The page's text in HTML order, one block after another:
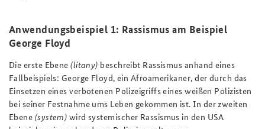
Anwendungsbeispiel 1: Rassismus am Beispiel
George Floyd
Die erste Ebene(litany) beschreibt Rassismus anhand eines
Fallbeispiels: George Floyd, ein Afroamerikaner, der durch das
Einsetzen eines verbotenen Polizeigriffs eines weißen Polizisten
bei seiner Festnahme ums Leben gekommen ist. In der zweiten
Ebene (system) wird systemischer Rassismus in den USA